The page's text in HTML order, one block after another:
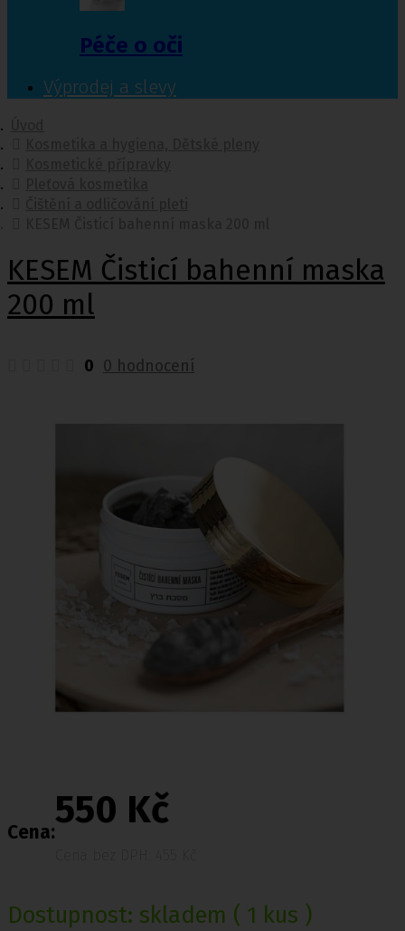
Péče o oči
Výprodej a slevy
KESEM Čisticí bahenní maska
200 ml
0 0 hodnocení
Cena:
550 Kč
Dostupnost: skladem ( 1 kus )